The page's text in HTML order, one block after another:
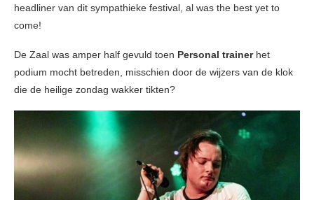
headliner van dit sympathieke festival, al was the best yet to
come!
De Zaal was amper half gevuld toen Personal trainerhet
podium mocht betreden, misschien door de wijzers van de klok
die de heilige zondag wakker tikten?